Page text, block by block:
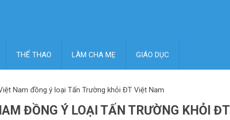
THỂ THAO LÀM CHA MẸ GIÁO DỤC
Nam đồng ý loại Tấn Trường khỏi ĐT Việt Nam
ĐỒNG Ý LOẠI TẤN TRƯỜNG KHỎI ĐT